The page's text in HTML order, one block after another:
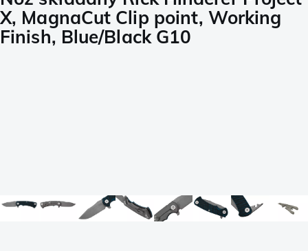
X, MagnaCut Clip point, Working
Finish, Blue/Black G10